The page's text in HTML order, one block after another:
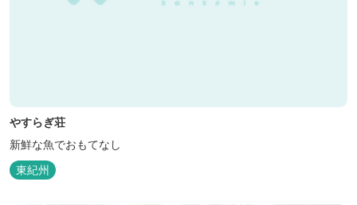
やすらぎ荘
新鮮な魚でおもてなし
東紀州